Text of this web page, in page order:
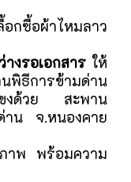
อกซื้อผ้าไหมลาว
างรอเอกสารให้
พิธีการข้ามด่าน
ขงด้วย สะพาน
น จ.หนองคาย
าพ พร้อมความ